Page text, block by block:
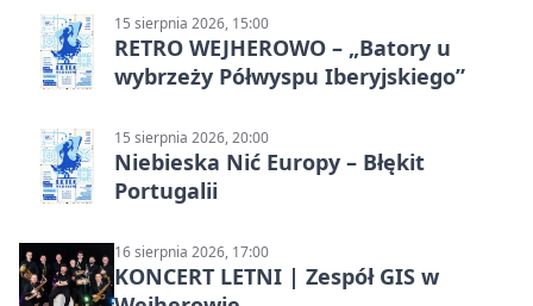
15 sierpnia 2026, 15:00
RETRO WEJHEROWO – „Batory u
wybrzeży Półwyspu Iberyjskiego”
15 sierpnia 2026, 20:00
Niebieska Nić Europy – Błękit
Portugalii
16 sierpnia 2026, 17:00
KONCERT LETNI | Zespół GIS w